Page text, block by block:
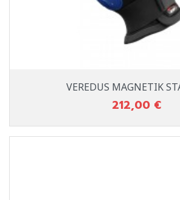
VEREDUS MAGNETIK
Prix
212,00 €